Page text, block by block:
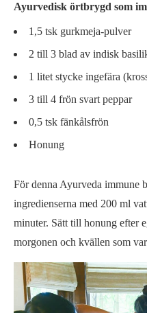
Ayurvedisk örtbrygd som
1,5 tsk gurkmeja-pulver
2 till 3 blad av indisk
1 litet stycke ingefära
3 till 4 frön svart peppar
0,5 tsk fänkålsfrön
Honung
För denna Ayurveda immune
ingredienserna med 200 ml
minuter. Sätt till honung efter
morgonen och kvällen som